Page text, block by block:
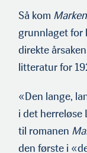
Så kom
grunnlaget for
direkte
litteratur for
«Den lange,
i det herreløse
til romanen
den første i